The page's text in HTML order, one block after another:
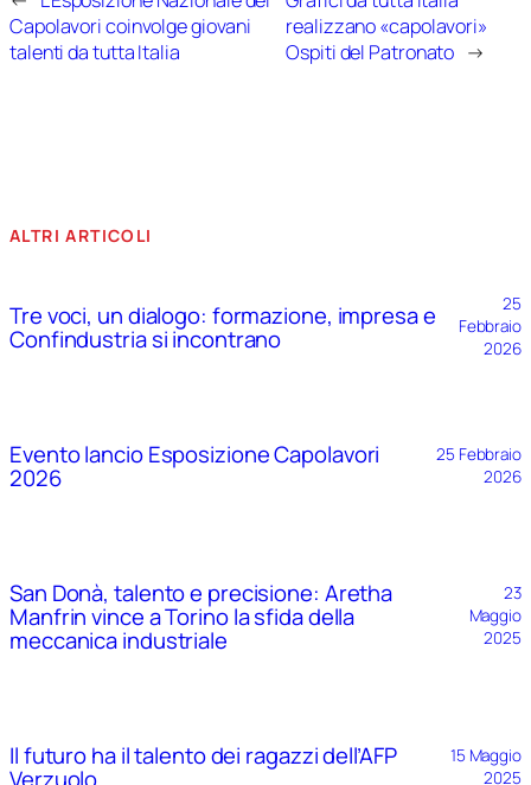
Capolavori coinvolge giovani
talenti da tutta Italia
realizzano «capolavori»
Ospiti del Patronato →
ALTRI ARTICOLI
Tre voci, un dialogo: formazione, impresa e
Confindustria si incontrano
25
Febbraio
2026
Evento lancio Esposizione Capolavori
2026
25 Febbraio
2026
San Donà, talento e precisione: Aretha
Manfrin vince a Torino la sfida della
meccanica industriale
23
Maggio
2025
Il futuro ha il talento dei ragazzi dell’AFP
15 Maggio
2025